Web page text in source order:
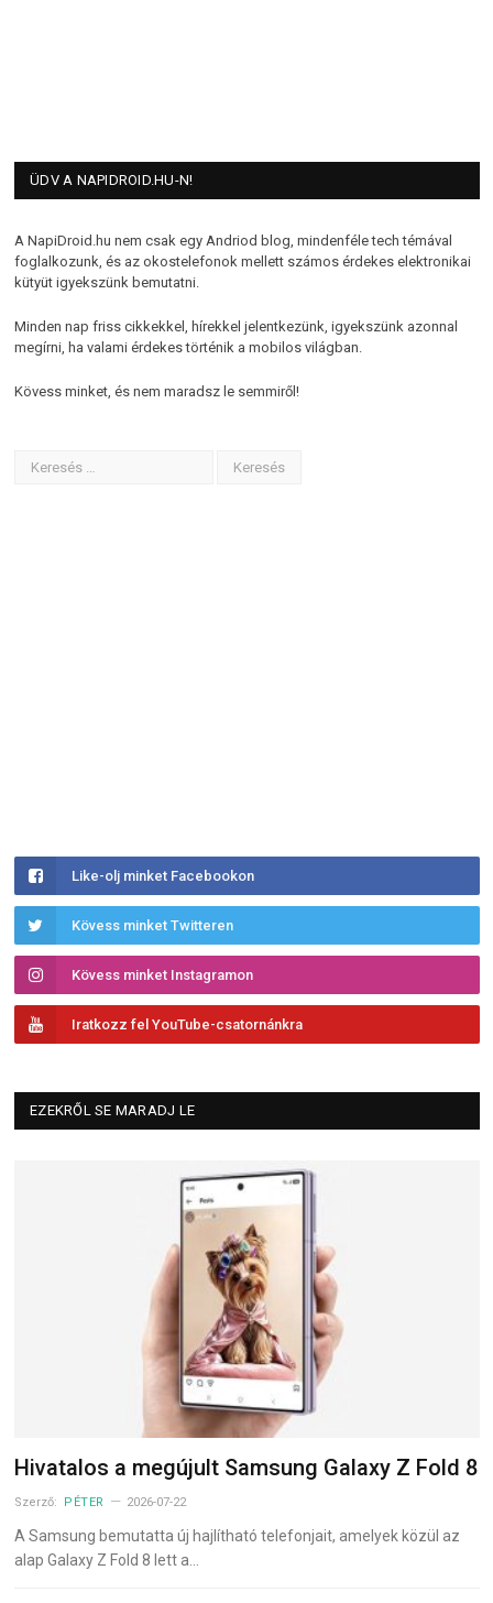
ÜDV A NAPIDROID.HU-N!
A NapiDroid.hu nem csak egy Andriod blog, mindenféle tech témával
foglalkozunk, és az okostelefonok mellett számos érdekes elektronikai
kütyüt igyekszünk bemutatni.
Minden nap friss cikkekkel, hírekkel jelentkezünk, igyekszünk azonnal
megírni, ha valami érdekes történik a mobilos világban.
Kövess minket, és nem maradsz le semmiről!
Like-olj minket Facebookon
Kövess minket Twitteren
Kövess minket Instagramon
Iratkozz fel YouTube-csatornánkra
EZEKRŐL SE MARADJ LE
Hivatalos a megújult Samsung Galaxy Z Fold 8
Szerző: PÉTER 2026-07-22
A Samsung bemutatta új hajlítható telefonjait, amelyek közül az
alap Galaxy Z Fold 8 lett a…